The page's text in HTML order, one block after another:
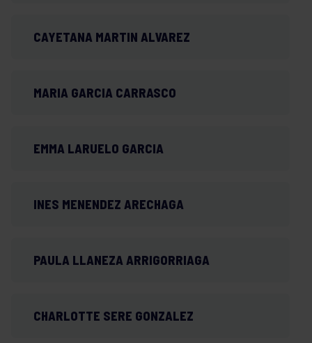
CAYETANA MARTIN ALVAREZ
MARIA GARCIA CARRASCO
EMMA LARUELO GARCIA
INES MENENDEZ ARECHAGA
PAULA LLANEZA ARRIGORRIAGA
CHARLOTTE SERE GONZALEZ